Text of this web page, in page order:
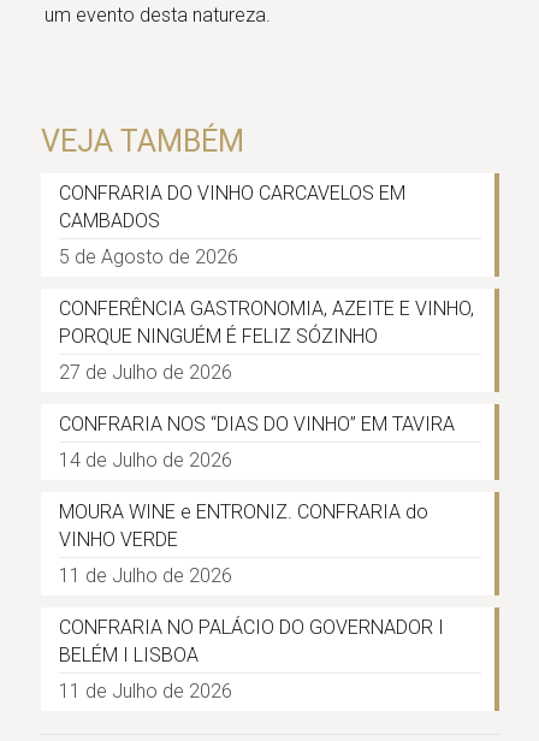
um evento desta natureza.
VEJA TAMBÉM
CONFRARIA DO VINHO CARCAVELOS EM
CAMBADOS
5 de Agosto de 2026
CONFERÊNCIA GASTRONOMIA, AZEITE E VINHO,
PORQUE NINGUÉM É FELIZ SÓZINHO
27 de Julho de 2026
CONFRARIA NOS “DIAS DO VINHO” EM TAVIRA
14 de Julho de 2026
MOURA WINE e ENTRONIZ. CONFRARIA do
VINHO VERDE
11 de Julho de 2026
CONFRARIA NO PALÁCIO DO GOVERNADOR I
BELÉM I LISBOA
11 de Julho de 2026